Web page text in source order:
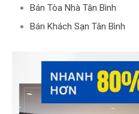
Bán Tòa Nhà Tân Bình
Bán Khách Sạn Tân Bình